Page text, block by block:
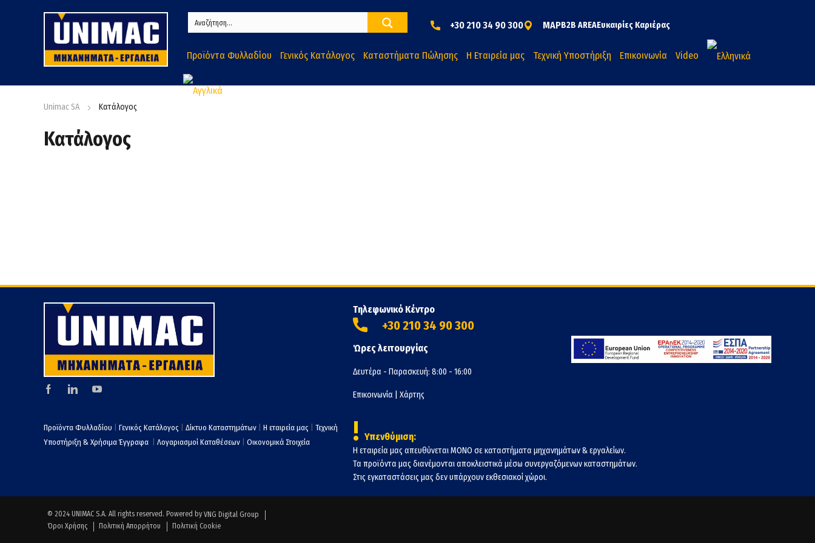
+30 210 34 90 300 MAPB2B AREAΕυκαιρίες Καριέρας
Προϊόντα Φυλλαδίου Γενικός Κατάλογος Καταστήματα Πώλησης Η Εταιρεία μας Τεχνική Υποστήριξη Επικοινωνία Video
Unimac SA Κατάλογος
Κατάλογος
Προϊόντα Φυλλαδίου Γενικός Κατάλογος Δίκτυο Καταστημάτων Η εταιρεία μας
Τεχνική
Υποστήριξη & Χρήσιμα Έγγραφα
Λογαριασμοί Καταθέσεων Οικονομικά Στοιχεία
Τηλεφωνικό Κέντρο
+30 210 34 90 300
Ώρες λειτουργίας
Δευτέρα - Παρασκευή: 8:00 - 16:00
Επικοινωνία Χάρτης
! Υπενθύμιση:
Η εταιρεία μας απευθύνεται ΜΟΝΟ σε καταστήματα μηχανημάτων & εργαλείων.
Τα προϊόντα μας διανέμονται αποκλειστικά μέσω συνεργαζόμενων καταστημάτων.
Στις εγκαταστάσεις μας δεν υπάρχουν εκθεσιακοί χώροι.
© 2024 UNIMAC S.A. All rights reserved. Powered by VNG Digital Group
Όροι Χρήσης
Πολιτική Απορρήτου Πολιτική Cookie